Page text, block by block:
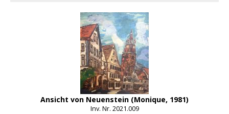
Ansicht von Neuenstein (Monique, 1981)
Inv. Nr. 2021.009